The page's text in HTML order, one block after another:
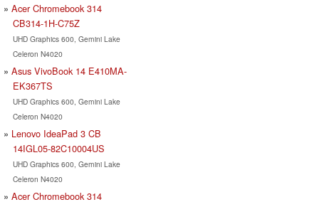
Acer Chromebook 314
CB314-1H-C75Z
UHD Graphics 600, Gemini Lake
Celeron N4020
Asus VivoBook 14 E410MA-
EK367TS
UHD Graphics 600, Gemini Lake
Celeron N4020
Lenovo IdeaPad 3 CB
14IGL05-82C10004US
UHD Graphics 600, Gemini Lake
Celeron N4020
Acer Chromebook 314